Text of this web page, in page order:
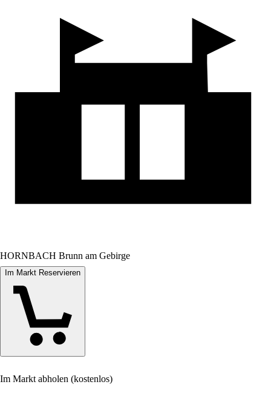
HORNBACH Brunn am Gebirge
Im Markt Reservieren
Im Markt abholen (kostenlos)